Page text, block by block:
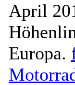
April
Europa.